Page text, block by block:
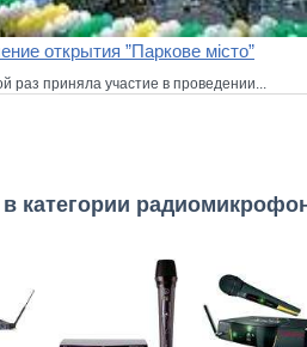
открытия ”Паркове місто”
раз приняла участие в проведении...
категории